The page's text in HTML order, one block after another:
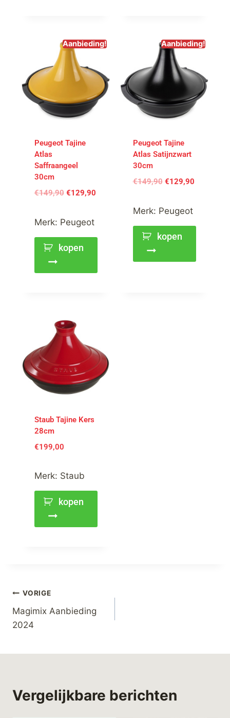
Aanbieding!
Peugeot Tajine
Atlas
Saffraangeel
30cm
€149,90 €129,90
Merk: Peugeot
kopen
Aanbieding!
Peugeot Tajine
Atlas Satijnzwart
30cm
€149,90 €129,90
Merk: Peugeot
kopen
Staub Tajine Kers
28cm
€199,00
Merk: Staub
kopen
VORIGE
Magimix Aanbieding
2024
Vergelijkbare berichten